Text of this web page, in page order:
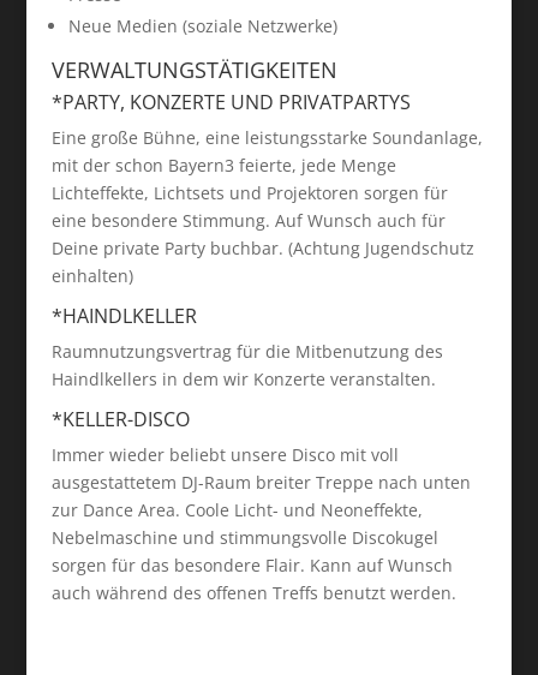
Neue Medien (soziale Netzwerke)
VERWALTUNGSTÄTIGKEITEN
*PARTY, KONZERTE UND PRIVATPARTYS
Eine große Bühne, eine leistungsstarke Soundanlage,
mit der schon Bayern3 feierte, jede Menge
Lichteffekte, Lichtsets und Projektoren sorgen für
eine besondere Stimmung. Auf Wunsch auch für
Deine private Party buchbar. (Achtung Jugendschutz
einhalten)
*HAINDLKELLER
Raumnutzungsvertrag für die Mitbenutzung des
Haindlkellers in dem wir Konzerte veranstalten.
*KELLER-DISCO
Immer wieder beliebt unsere Disco mit voll
ausgestattetem DJ-Raum breiter Treppe nach unten
zur Dance Area. Coole Licht- und Neoneffekte,
Nebelmaschine und stimmungsvolle Discokugel
sorgen für das besondere Flair. Kann auf Wunsch
auch während des offenen Treffs benutzt werden.